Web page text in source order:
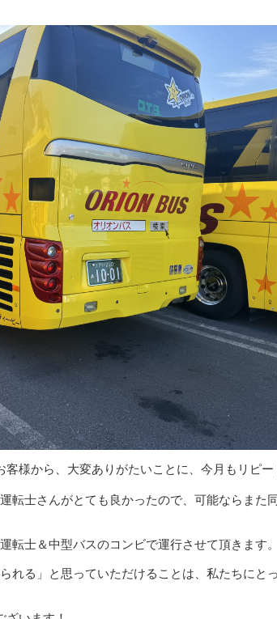
様から、大変ありがたいことに、今月もリピ
転士さんがとても良かったので、可能ならまた
転士＆中型バスのコンビで運行させて頂きます。
れる」と思っていただけることは、私たちにと